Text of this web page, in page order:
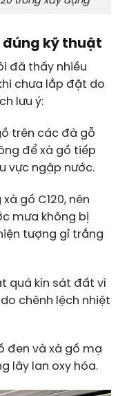
đúng kỹ thuật
đã thấy nhiều
chưa lắp đặt do
lưu ý:
trên các đà gỗ
để xà gồ tiếp
vực ngập nước.
gồ C120, nên
mưa không bị
tượng gỉ trắng
quá kín sát đất vì
chênh lệch nhiệt
đen và xà gồ mạ
lây lan oxy hóa.